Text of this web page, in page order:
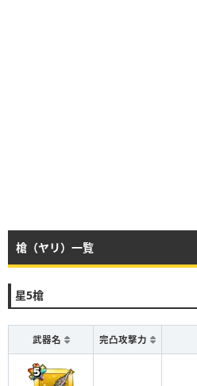
槍（ヤリ）一覧
星5槍
武器名 完凸攻撃力